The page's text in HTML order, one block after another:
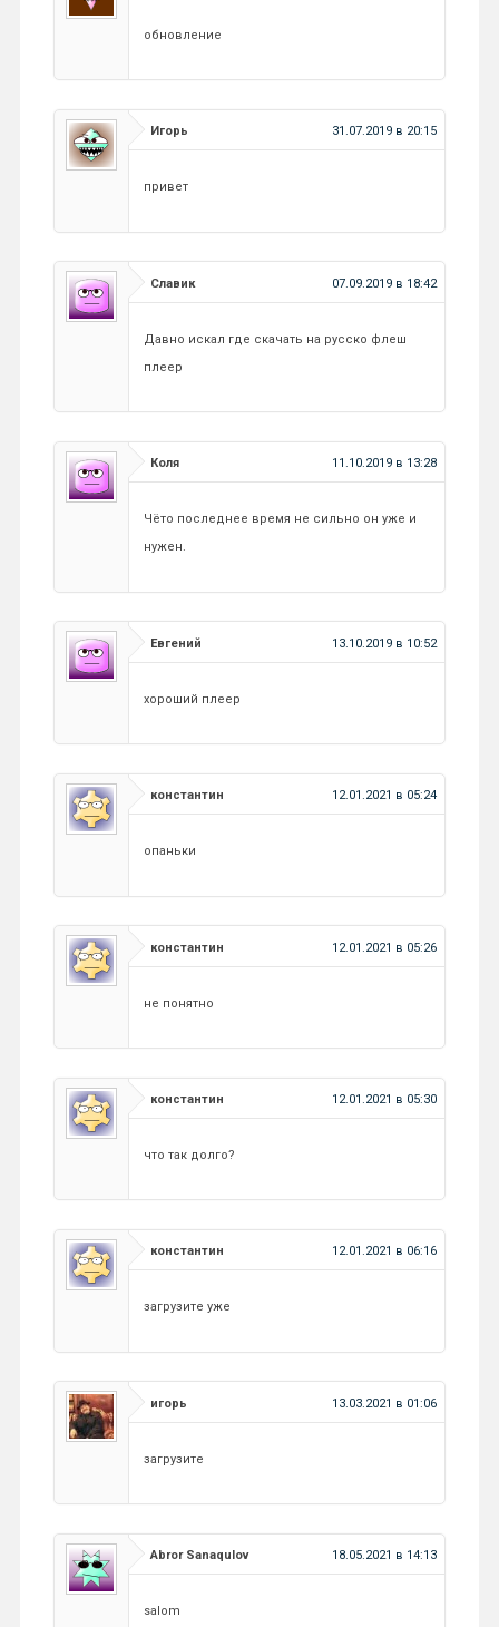
обновление
Игорь 31.07.2019 в 20:15
привет
Славик 07.09.2019 в 18:42
Давно искал где скачать на русско флеш
плеер
Коля 11.10.2019 в 13:28
Чёто последнее время не сильно он уже и
нужен.
Евгений 13.10.2019 в 10:52
хороший плеер
константин 12.01.2021 в 05:24
опаньки
константин 12.01.2021 в 05:26
не понятно
константин 12.01.2021 в 05:30
что так долго?
константин 12.01.2021 в 06:16
загрузите уже
игорь 13.03.2021 в 01:06
загрузите
Abror Sanaqulov 18.05.2021 в 14:13
salom